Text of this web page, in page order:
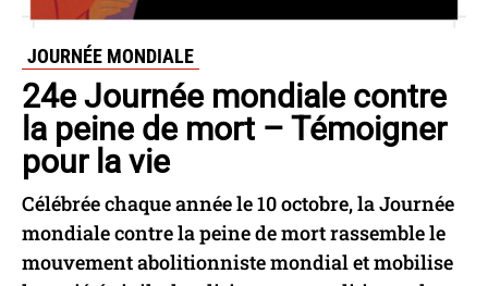
JOURNÉE MONDIALE
24e Journée mondiale contre
la peine de mort – Témoigner
pour la vie
Célébrée chaque année le 10 octobre, la Journée
mondiale contre la peine de mort rassemble le
mouvement abolitionniste mondial et mobilise